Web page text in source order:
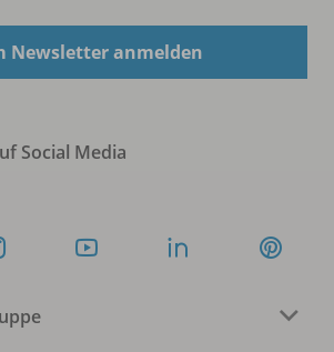
Newsletter anmelden
Social Media